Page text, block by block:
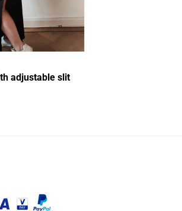
adjustable slit